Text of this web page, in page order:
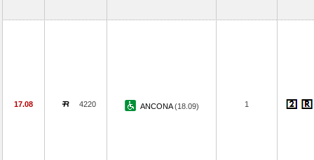
17.08 4220 ANCONA(18.09) 1